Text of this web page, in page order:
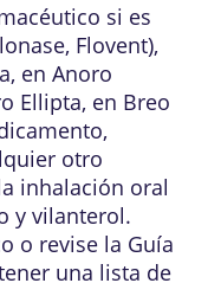
si es
Flovent),
en Anoro
Ellipta, en Breo
otro
inhalación oral
y vilanterol.
o revise la Guía
una lista de